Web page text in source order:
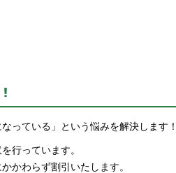
っている」という悩みを解決します
行っています。
かわらず割引いたします。